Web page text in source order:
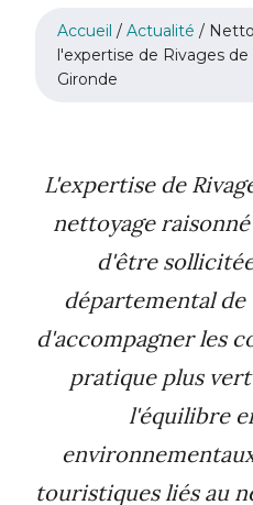
Accueil / Actualité /
l'expertise de Rivages
Gironde
L'expertise de
nettoyage
d'être
départemental
d'accompagner les
pratique plus
l'équilibre
touristiques liés au